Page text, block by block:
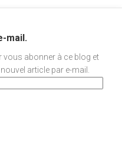
mail.
vous abonner à ce blog et
article par e-mail.